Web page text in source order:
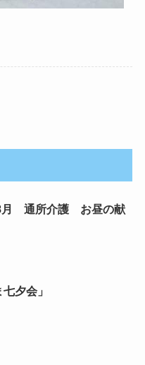
月 通所介護 お昼の献
七夕会」